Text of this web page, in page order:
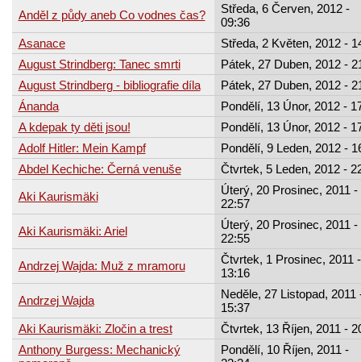
Anděl z půdy aneb Co vodnes čas?
Středa, 6 Červen, 2012 -
09:36
Asanace
Středa, 2 Květen, 2012 -
August Strindberg: Tanec smrti
Pátek, 27 Duben, 2012 -
August Strindberg - bibliografie díla
Pátek, 27 Duben, 2012 -
Ánanda
Pondělí, 13 Únor, 2012 -
A kdepak ty děti jsou!
Pondělí, 13 Únor, 2012 -
Adolf Hitler: Mein Kampf
Pondělí, 9 Leden, 2012 -
Abdel Kechiche: Černá venuše
Čtvrtek, 5 Leden, 2012 -
Aki Kaurismäki
Úterý, 20 Prosinec, 2011 -
22:57
Aki Kaurismäki: Ariel
Úterý, 20 Prosinec, 2011 -
22:55
Andrzej Wajda: Muž z mramoru
Čtvrtek, 1 Prosinec, 2011 -
13:16
Andrzej Wajda
Neděle, 27 Listopad, 2011
15:37
Aki Kaurismäki: Zločin a trest
Čtvrtek, 13 Říjen, 2011 -
Anthony Burgess: Mechanický
Pondělí, 10 Říjen, 2011 -